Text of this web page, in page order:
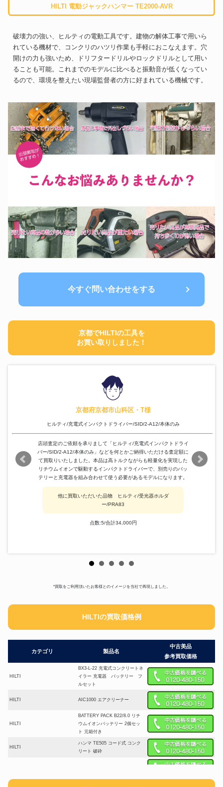
HILTI 電動ジャックハンマー TE2000-AVR
破壊力の強い、ヒルティの電動工具です。建物の解体工事で用いら
れている機材で、コンクリのハツリ作業も手軽におこなえます。穴
開けの力も強いため、ドリフタードリルやロックドリルとして用い
ることも可能。これまでのモデルに比べると振動音が低くなってい
るので、環境を整えたい現場監督者の方に好まれている機械です。
今すぐ問い合わせをする
京都でHILTIの工具を
お買い取りしました！
京都府京都市山科区・T様
ヒルティ/充電式インパクトドライバー/SID/2-A12/本体のみ
店頭査定のご依頼を承りまして「ヒルティ/充電式インパクトドライ
バー/SID/2-A12/本体のみ」などを何とかご納得いただける査定額に
て買取りいたしました。本品は高トルクながらも軽量化を実現した
リチウムイオンで駆動するインパクトドライバーで、別売りのバッ
テリーと充電器を組み合わせて使う必要があるモデルになります。
他に買取いただいた品物 ヒルティ/受光器ホルダ
ー/PRA83
点数:5/合計34,000円
*買取をご利用頂いたお客様とのイメージを当社で再現しました。
HILTIの買取価格例
カテゴリ 製品名
中古美品
参考買取価格
HILTI
BX3-L-22 充電式コンクリートネ
イラー 充電器 バッテリー フ
ルセット
HILTI AIC1000 エアクリーナー
HILTI
BATTERY PACK B22/8.0 リチ
ウムイオンバッテリー 2個セッ
ト 元箱付き
HILTI
ハンマ TE505 コード式 コンク
リート 破砕